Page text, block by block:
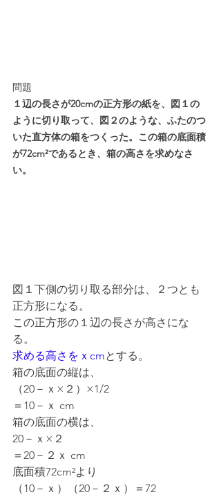
問題
１辺の長さが20cmの正方形の紙を、図１の
ように切り取って、図２のような、ふたのつ
いた直方体の箱をつくった。この箱の底面積
が72cm²であるとき、箱の高さを求めなさ
い。
図１下側の切り取る部分は、２つとも
正方形になる。
この正方形の１辺の長さが高さにな
る。
求める高さをｘcmとする。
箱の底面の縦は、
（20－ｘ×２）×1/2
＝10－ｘ cm
箱の底面の横は、
20－ｘ×２
＝20－２ｘ cm
底面積72cm²より
（10－ｘ）（20－２ｘ）＝72